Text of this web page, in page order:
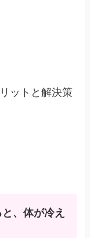
ットと解決策
、体が冷え